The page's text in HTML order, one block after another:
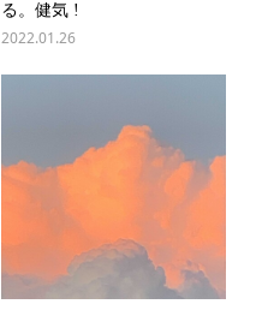
る。健気 !
2022.01.26